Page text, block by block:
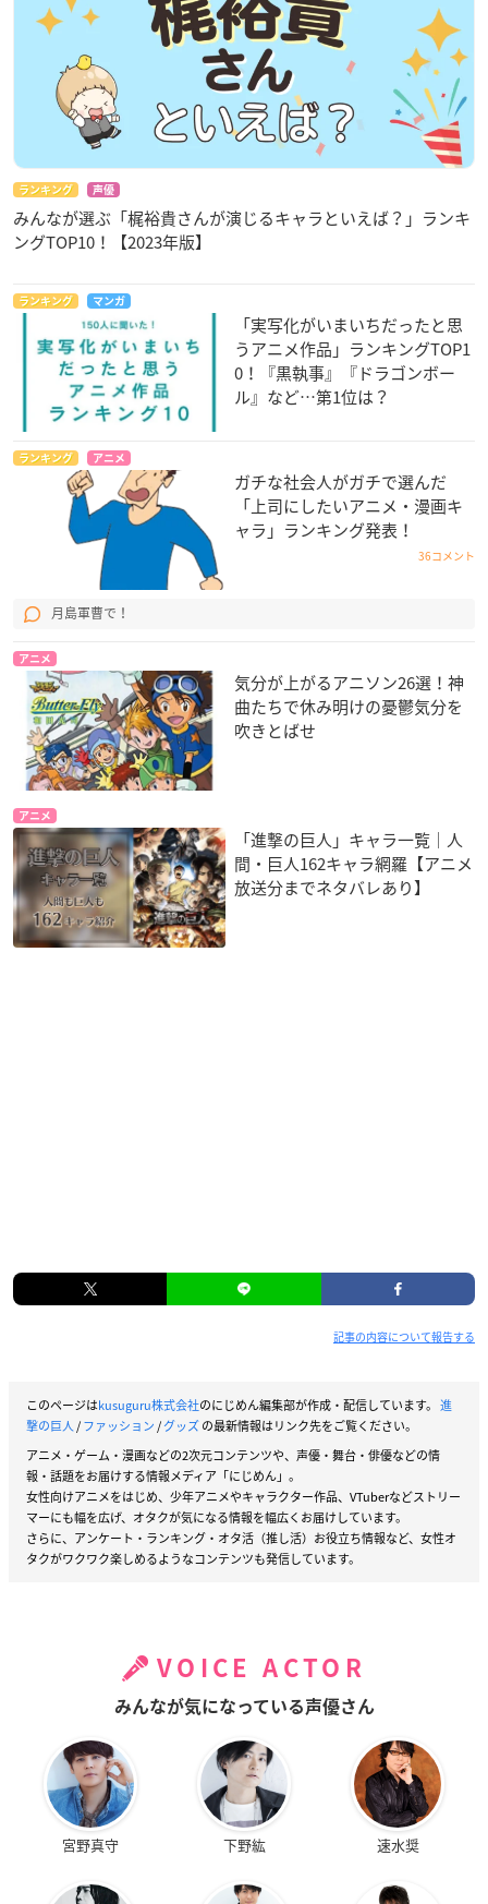
ランキング 声優
みんなが選ぶ「梶裕貴さんが演じるキャラといえば？」ランキ
ングTOP10！【2023年版】
ランキング マンガ
「実写化がいまいちだったと思
うアニメ作品」ランキングTOP1
0！『黒執事』『ドラゴンボー
ル』など…第1位は？
ランキング アニメ
ガチな社会人がガチで選んだ
「上司にしたいアニメ・漫画キ
ャラ」ランキング発表！
36コメント
月島軍曹で！
アニメ
気分が上がるアニソン26選！神
曲たちで休み明けの憂鬱気分を
吹きとばせ
アニメ
「進撃の巨人」キャラ一覧｜人
間・巨人162キャラ網羅【アニメ
放送分までネタバレあり】
記事の内容について報告する
このページはkusuguru株式会社のにじめん編集部が作成・配信しています。 進
撃の巨人/ファッション/グッズの最新情報はリンク先をご覧ください。
アニメ・ゲーム・漫画などの2次元コンテンツや、声優・舞台・俳優などの情
報・話題をお届けする情報メディア「にじめん」。
女性向けアニメをはじめ、少年アニメやキャラクター作品、VTuberなどストリー
マーにも幅を広げ、オタクが気になる情報を幅広くお届けしています。
さらに、アンケート・ランキング・オタ活（推し活）お役立ち情報など、女性オ
タクがワクワク楽しめるようなコンテンツも発信しています。
VOICE ACTOR
みんなが気になっている声優さん
宮野真守 下野紘 速水奨